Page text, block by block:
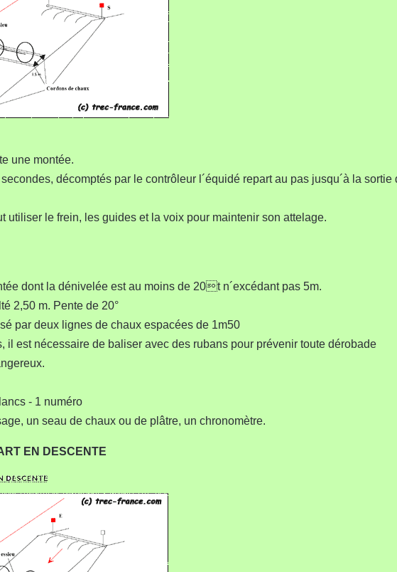
une montée.
décomptés par le contrôleur l´équidé repart au pas jusqu´à la sortie
utiliser le frein, les guides et la voix pour maintenir son attelage.
dont la dénivelée est au moins de 20t n´excédant pas 5m.
2,50 m. Pente de 20°
par deux lignes de chaux espacées de 1m50
il est nécessaire de baliser avec des rubans pour prévenir toute dérobade
- 1 numéro
un seau de chaux ou de plâtre, un chronomètre.
EN DESCENTE